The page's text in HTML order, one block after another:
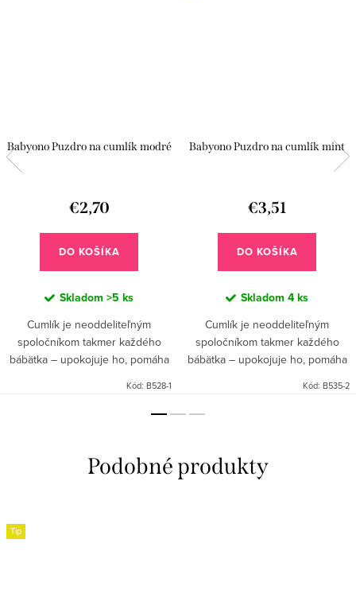
Babyono Puzdro na cumlík modré
€2,70
DO KOŠÍKA
Skladom >5 ks
Cumlík je neoddeliteľným
spoločníkom takmer každého
bábätka – upokojuje ho, pomáha
vždy po ruke a aby bol čistý.
Kód: B528-1
Babyono Puzdro na cumlík mint
€3,51
DO KOŠÍKA
Skladom 4 ks
Cumlík je neoddeliteľným
spoločníkom takmer každého
bábätka – upokojuje ho, pomáha
vždy po ruke a aby bol čistý.
Kód: B535-2
Tip